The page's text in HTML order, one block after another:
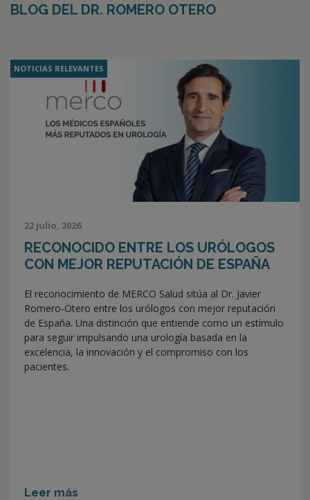
BLOG DEL DR. ROMERO OTERO
NOTICIAS RELEVANTES
22 julio, 2026
RECONOCIDO ENTRE LOS URÓLOGOS
CON MEJOR REPUTACIÓN DE ESPAÑA
El reconocimiento de MERCO Salud sitúa al Dr. Javier
Romero-Otero entre los urólogos con mejor reputación
de España. Una distinción que entiende como un estímulo
para seguir impulsando una urología basada en la
excelencia, la innovación y el compromiso con los
pacientes.
Leer más